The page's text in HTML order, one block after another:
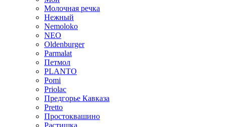
Молочная речка
Нежный
Nemoloko
NEO
Oldenburger
Parmalat
Петмол
PLANTO
Pomi
Priolac
Предгорье Кавказа
Pretto
Простоквашино
Растишка